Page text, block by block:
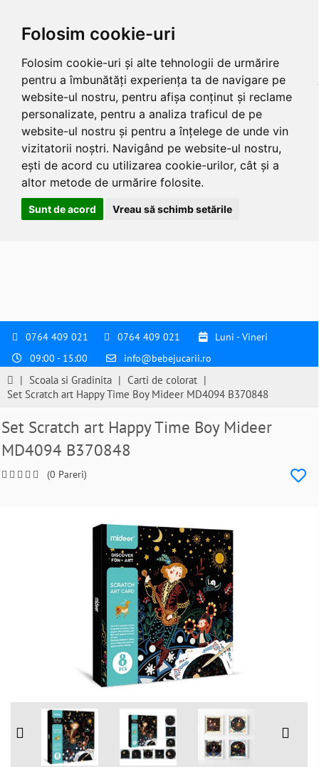
Folosim cookie-uri
Folosim cookie-uri și alte tehnologii de urmărire
pentru a îmbunătăți experiența ta de navigare pe
website-ul nostru, pentru afișa conținut și reclame
personalizate, pentru a analiza traficul de pe
website-ul nostru și pentru a înțelege de unde vin
vizitatorii noștri. Navigând pe website-ul nostru,
ești de acord cu utilizarea cookie-urilor, cât și a
altor metode de urmărire folosite.
Sunt de acord Vreau să schimb setările
0764 409 021 0764 409 021
Luni - Vineri
09:00 - 15:00
info@bebejucarii.ro
| Scoala si Gradinita | Carti de colorat |
Set Scratch art Happy Time Boy Mideer MD4094 B370848
Set Scratch art Happy Time Boy Mideer
MD4094 B370848
(0 Pareri)